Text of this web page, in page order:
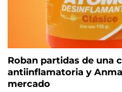
Roban partidas de una
antiinflamatoria y
mercado